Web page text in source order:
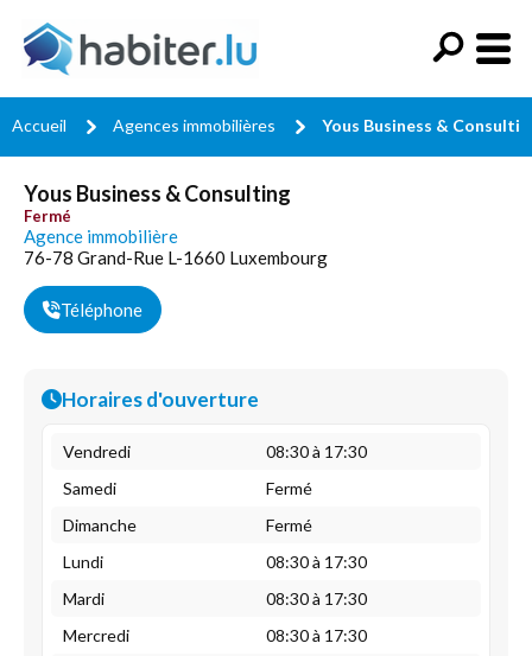
Accueil Agences immobilières Yous Business &
Yous Business & Consulting
Fermé
Agence immobilière
76-78 Grand-Rue L-1660 Luxembourg
Téléphone
Horaires d'ouverture
Vendredi
08:30 à 17:30
Samedi
Fermé
Dimanche
Fermé
Lundi
08:30 à 17:30
Mardi
08:30 à 17:30
Mercredi
08:30 à 17:30